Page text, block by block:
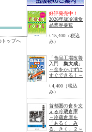
ップへ
好評発売中！
2026年版冷凍食
品業界要覧
\ 15,400（税込
み）
「食品工場改善
入門 集大成 」
～金をかけずに
すぐできる！～
\ 4,400（税込
み）
首都圏の食を支
える冷蔵倉庫
～冷蔵倉庫を
「あるく、み
る、きく」２～